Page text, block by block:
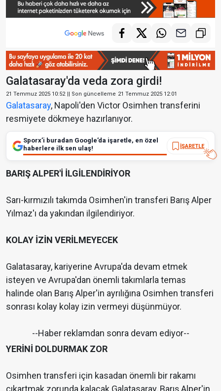
Galatasaray'da veda zora girdi!
21 Temmuz 2025 10:52 || Son güncelleme 21 Temmuz 2025 12:01
Galatasaray, Napoli'den Victor Osimhen transferini
resmiyete dökmeye hazırlanıyor.
Sporx’i buradan Google’da işaretle, en özel
haberlere ilk sen ulaş!
İŞARETLE
BARIŞ ALPER'İ İLGİLENDİRİYOR
Sarı-kırmızılı takımda Osimhen'in transferi Barış Alper
Yılmaz'ı da yakından ilgilendiriyor.
KOLAY İZİN VERİLMEYECEK
Galatasaray, kariyerine Avrupa'da devam etmek
isteyen ve Avrupa'dan önemli takımlarla temas
halinde olan Barış Alper'in ayrılığına Osimhen transferi
sonrası kolay kolay izin vermeyi düşünmüyor.
--Haber reklamdan sonra devam ediyor--
YERİNİ DOLDURMAK ZOR
Osimhen transferi için kasadan önemli bir rakamı
çıkartmak zorunda kalacak Galatasaray, Barış Alper'in